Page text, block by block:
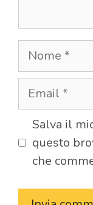
Nome
Email
Salva il
questo
che